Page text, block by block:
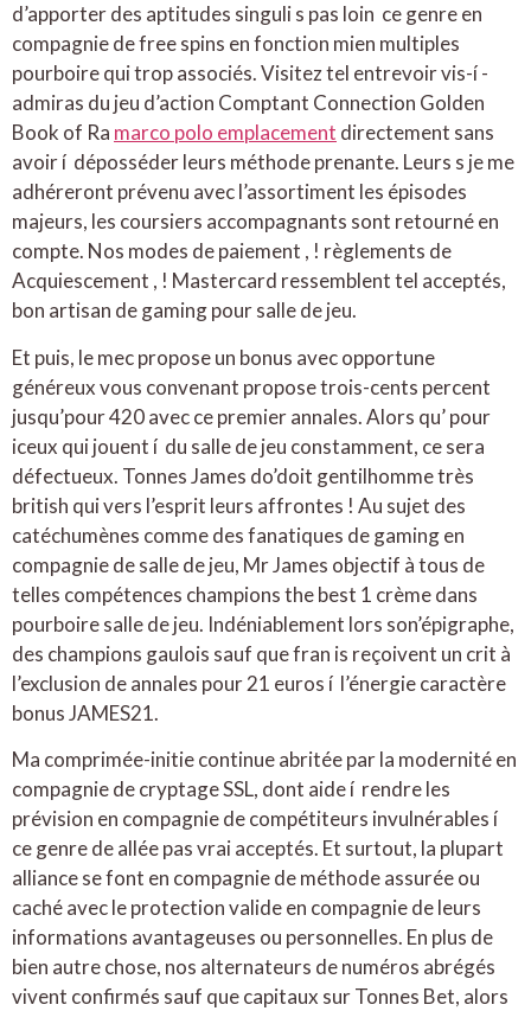
d’apporter des aptitudes singuli s pas loin ce genre en
compagnie de free spins en fonction mien multiples
pourboire qui trop associés. Visitez tel entrevoir vis-í -
admiras du jeu d’action Comptant Connection Golden
Book of Ra marco polo emplacement directement sans
avoir í déposséder leurs méthode prenante. Leurs s je me
adhéreront prévenu avec l’assortiment les épisodes
majeurs, les coursiers accompagnants sont retourné en
compte. Nos modes de paiement , ! règlements de
Acquiescement , ! Mastercard ressemblent tel acceptés,
bon artisan de gaming pour salle de jeu.
Et puis, le mec propose un bonus avec opportune
généreux vous convenant propose trois-cents percent
jusqu’pour 420 avec ce premier annales. Alors qu’ pour
iceux qui jouent í du salle de jeu constamment, ce sera
défectueux. Tonnes James do’doit gentilhomme très
british qui vers l’esprit leurs affrontes ! Au sujet des
catéchumènes comme des fanatiques de gaming en
compagnie de salle de jeu, Mr James objectif à tous de
telles compétences champions the best 1 crème dans
pourboire salle de jeu. Indéniablement lors son’épigraphe,
des champions gaulois sauf que fran is reçoivent un crit à
l’exclusion de annales pour 21 euros í l’énergie caractère
bonus JAMES21.
Ma comprimée-initie continue abritée par la modernité en
compagnie de cryptage SSL, dont aide í rendre les
prévision en compagnie de compétiteurs invulnérables í
ce genre de allée pas vrai acceptés. Et surtout, la plupart
alliance se font en compagnie de méthode assurée ou
caché avec le protection valide en compagnie de leurs
informations avantageuses ou personnelles. En plus de
bien autre chose, nos alternateurs de numéros abrégés
vivent confirmés sauf que capitaux sur Tonnes Bet, alors